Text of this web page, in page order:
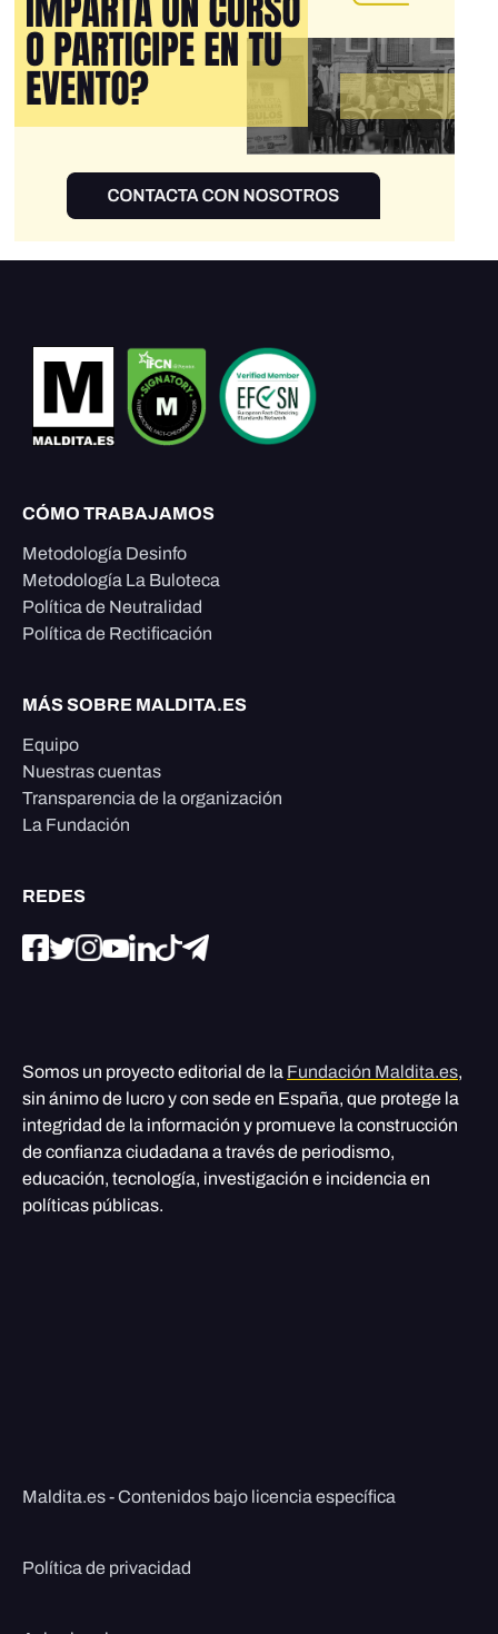
CÓMO TRABAJAMOS
Metodología Desinfo
Metodología La Buloteca
Política de Neutralidad
Política de Rectificación
MÁS SOBRE MALDITA.ES
Equipo
Nuestras cuentas
Transparencia de la organización
La Fundación
REDES
Somos un proyecto editorial de la Fundación Maldita.es,
sin ánimo de lucro y con sede en España, que protege la
integridad de la información y promueve la construcción
de confianza ciudadana a través de periodismo,
educación, tecnología, investigación e incidencia en
políticas públicas.
Maldita.es - Contenidos bajo licencia específica
Política de privacidad